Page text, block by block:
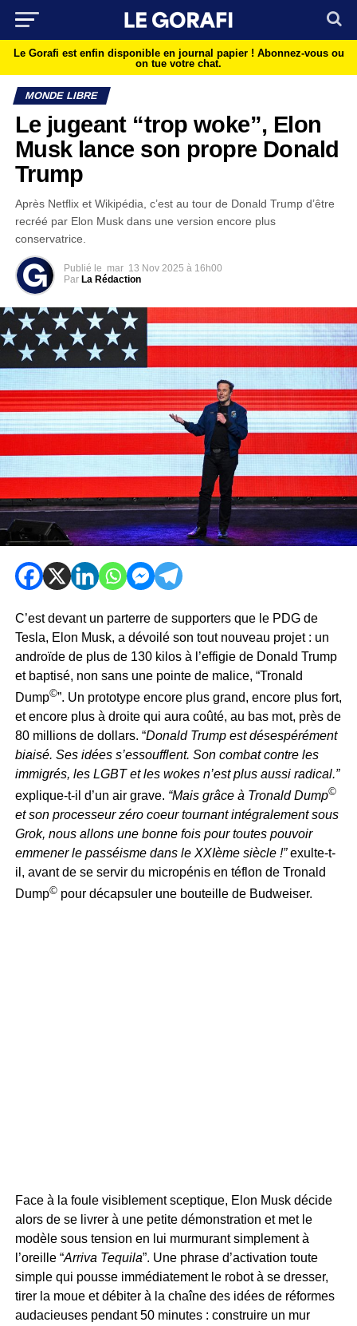
Le Gorafi est enfin disponible en journal papier ! Abonnez-vous ou
on tue votre chat.
MONDE LIBRE
Le jugeant “trop woke”, Elon
Musk lance son propre Donald
Trump
Après Netflix et Wikipédia, c’est au tour de Donald Trump d’être
recréé par Elon Musk dans une version encore plus
conservatrice.
Publié le mar 13 Nov 2025 à 16h00
Par La Rédaction
C’est devant un parterre de supporters que le PDG de
Tesla, Elon Musk, a dévoilé son tout nouveau projet : un
androïde de plus de 130 kilos à l’effigie de Donald Trump
et baptisé, non sans une pointe de malice, “Tronald
Dump©”. Un prototype encore plus grand, encore plus fort,
et encore plus à droite qui aura coûté, au bas mot, près de
80 millions de dollars. “Donald Trump est désespérément
biaisé. Ses idées s’essoufflent. Son combat contre les
immigrés, les LGBT et les wokes n’est plus aussi radical.”
explique-t-il d’un air grave. “Mais grâce à Tronald Dump©
et son processeur zéro coeur tournant intégralement sous
Grok, nous allons une bonne fois pour toutes pouvoir
emmener le passéisme dans le XXIème siècle !”exulte-t-
il, avant de se servir du micropénis en téflon de Tronald
Dump© pour décapsuler une bouteille de Budweiser.
Face à la foule visiblement sceptique, Elon Musk décide
alors de se livrer à une petite démonstration et met le
modèle sous tension en lui murmurant simplement à
l’oreille “Arriva Tequila”. Une phrase d’activation toute
simple qui pousse immédiatement le robot à se dresser,
tirer la moue et débiter à la chaîne des idées de réformes
audacieuses pendant 50 minutes : construire un mur